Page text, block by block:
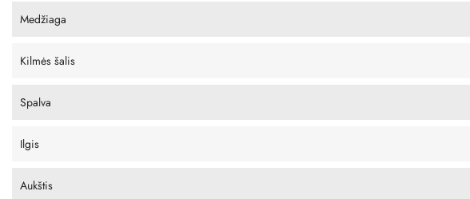
Medžiaga
Kilmės šalis
Spalva
Ilgis
Aukštis